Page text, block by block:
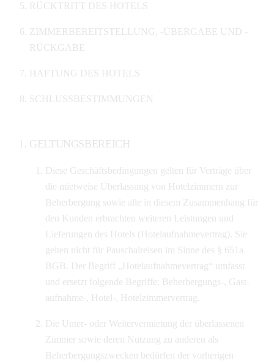
RÜCKTRITT DES HOTELS
ZIMMERBEREITSTELLUNG, -ÜBERGABE UND -
RÜCKGABE
HAFTUNG DES HOTELS
SCHLUSSBESTIMMUNGEN
GELTUNGSBEREICH
Diese Geschäftsbedingungen gelten für Verträge über
die mietweise Überlassung von Hotelzimmern zur
Beherbergung sowie alle in diesem Zusammenhang für
den Kunden erbrachten weiteren Leistungen und
Lieferungen des Hotels (Hotelaufnahmevertrag). Sie
gelten nicht für Pauschalreisen im Sinne des § 651a
BGB. Der Begriff „Hotelaufnahmevertrag“ umfasst
und ersetzt folgende Begriffe: Beherbergungs-, Gast-
aufnahme-, Hotel-, Hotelzimmervertrag.
Die Unter- oder Weitervermietung der überlassenen
Zimmer sowie deren Nutzung zu anderen als
Beherbergungszwecken bedürfen der vorherigen